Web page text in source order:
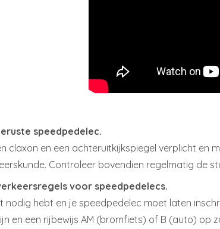
speedpedelec.
claxon en een achteruitkijkspiegel verplicht en
Controleer bovendien regelmatig de
voor speedpedelecs.
nodig hebt en je speedpedelec moet laten
en een rijbewijs AM (bromfiets) of B (auto)